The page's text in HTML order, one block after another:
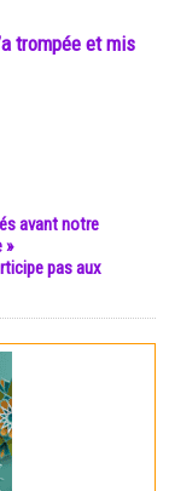
trompée et mis
avant notre
»
pas aux